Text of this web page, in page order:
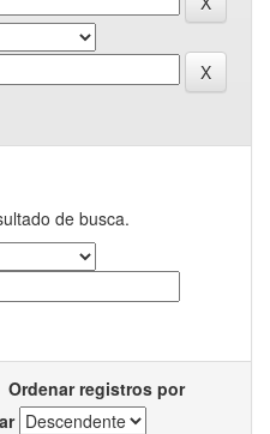
de busca.
Ordenar registros por